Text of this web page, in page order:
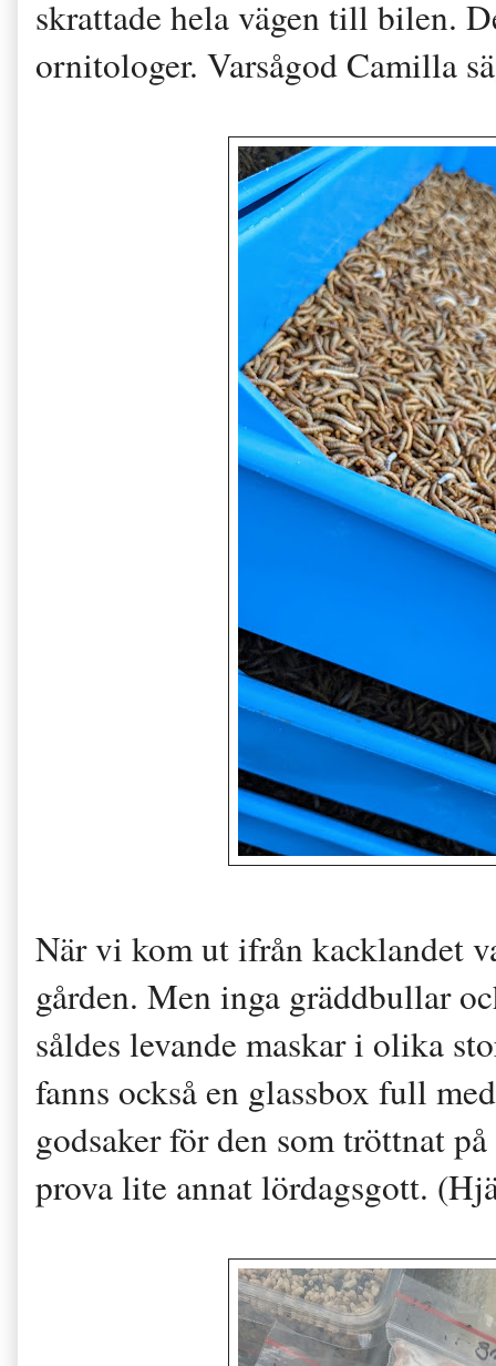
skrattade hela vägen till bilen.
ornitologer. Varsågod Camilla
När vi kom ut ifrån kacklandet
gården. Men inga gräddbullar
såldes levande maskar i olika
fanns också en glassbox full
godsaker för den som tröttnat
prova lite annat lördagsgott.